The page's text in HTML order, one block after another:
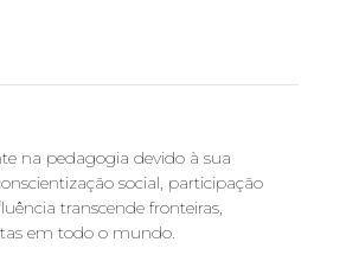
na pedagogia devido à sua
social, participação
transcende fronteiras,
em todo o mundo.